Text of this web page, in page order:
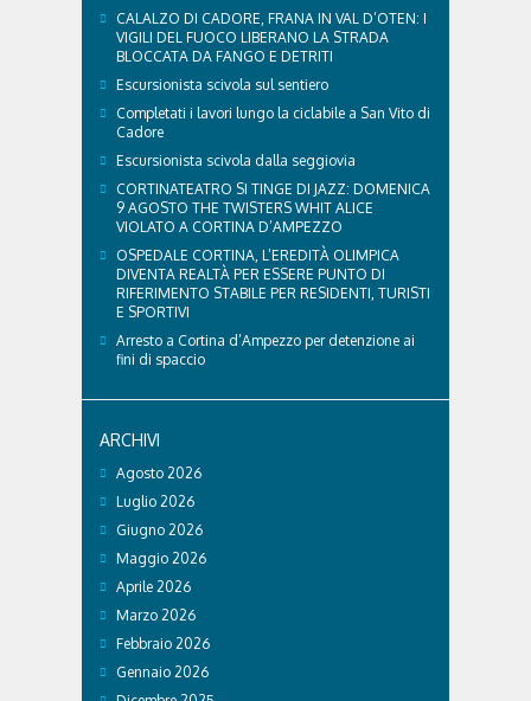
CALALZO DI CADORE, FRANA IN VAL D’OTEN: I
VIGILI DEL FUOCO LIBERANO LA STRADA
BLOCCATA DA FANGO E DETRITI
Escursionista scivola sul sentiero
Completati i lavori lungo la ciclabile a San Vito di
Cadore
Escursionista scivola dalla seggiovia
CORTINATEATRO SI TINGE DI JAZZ: DOMENICA
9 AGOSTO THE TWISTERS WHIT ALICE
VIOLATO A CORTINA D’AMPEZZO
OSPEDALE CORTINA, L’EREDITÀ OLIMPICA
DIVENTA REALTÀ PER ESSERE PUNTO DI
RIFERIMENTO STABILE PER RESIDENTI, TURISTI
E SPORTIVI
Arresto a Cortina d’Ampezzo per detenzione ai
fini di spaccio
ARCHIVI
Agosto 2026
Luglio 2026
Giugno 2026
Maggio 2026
Aprile 2026
Marzo 2026
Febbraio 2026
Gennaio 2026